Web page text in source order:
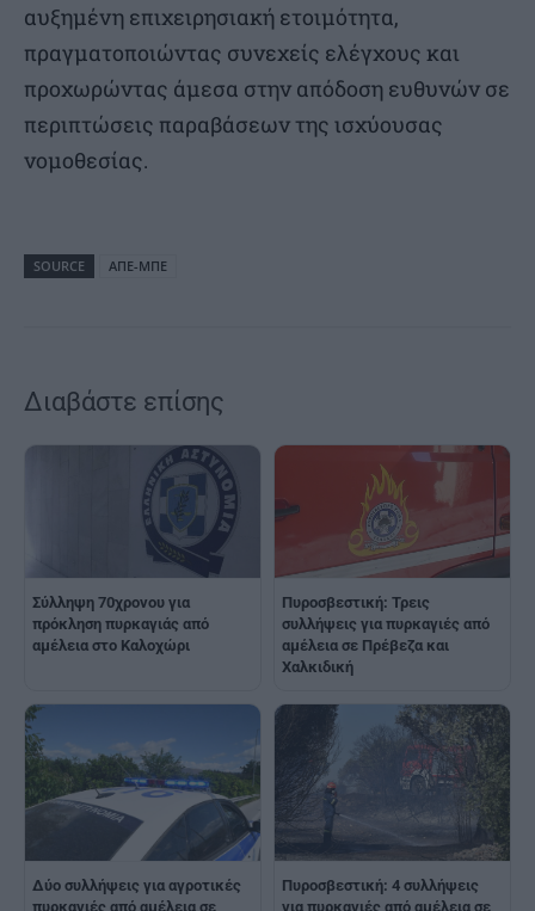
αυξημένη επιχειρησιακή ετοιμότητα,
πραγματοποιώντας συνεχείς ελέγχους και
προχωρώντας άμεσα στην απόδοση ευθυνών σε
περιπτώσεις παραβάσεων της ισχύουσας
νομοθεσίας.
SOURCE ΑΠΕ-ΜΠΕ
Διαβάστε επίσης
Σύλληψη 70χρονου για
πρόκληση πυρκαγιάς από
αμέλεια στο Καλοχώρι
Πυροσβεστική: Τρεις
συλλήψεις για πυρκαγιές από
αμέλεια σε Πρέβεζα και
Χαλκιδική
Δύο συλλήψεις για αγροτικές
πυρκαγιές από αμέλεια σε
Πυροσβεστική: 4 συλλήψεις
για πυρκαγιές από αμέλεια σε